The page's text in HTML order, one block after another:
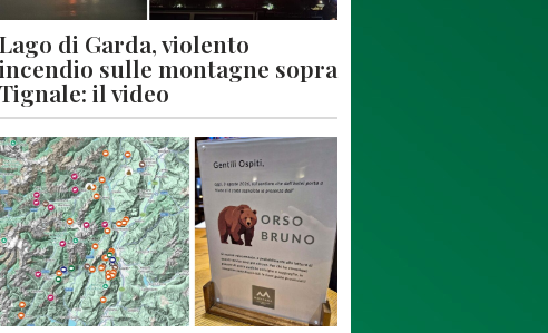
Lago di Garda, violento
incendio sulle montagne sopra
Tignale: il video